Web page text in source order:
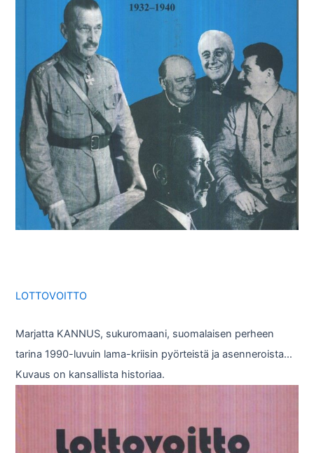
LOTTOVOITTO
Marjatta KANNUS, sukuromaani, suomalaisen perheen
tarina 1990-luvuin lama-kriisin pyörteistä ja asenneroista…
Kuvaus on kansallista historiaa.